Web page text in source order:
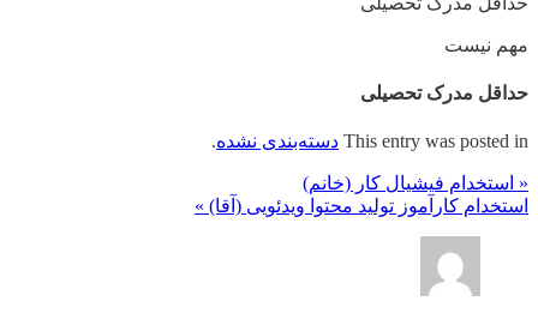
مهم نیست
حداقل مدرک تحصیلی
This entry was posted in دسته‌بندی نشده.
« استخدام فیشیال کار (خانم)
استخدام کارآموز تولید محتوا ویدئویی (آقا) »